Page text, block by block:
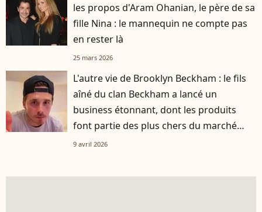
les propos d'Aram Ohanian, le père de sa
fille Nina : le mannequin ne compte pas
en rester là
25 mars 2026
L'autre vie de Brooklyn Beckham : le fils
aîné du clan Beckham a lancé un
business étonnant, dont les produits
font partie des plus chers du marché
grand public
9 avril 2026